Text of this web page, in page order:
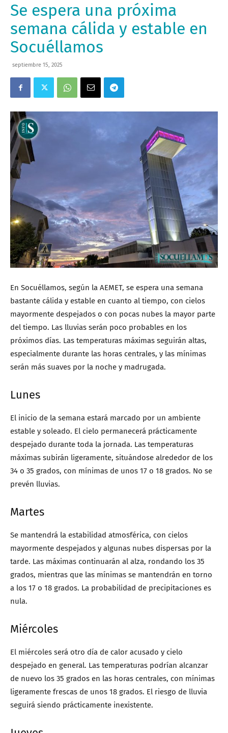
Se espera una próxima
semana cálida y estable en
Socuéllamos
septiembre 15, 2025
En Socuéllamos, según la AEMET, se espera una semana
bastante cálida y estable en cuanto al tiempo, con cielos
mayormente despejados o con pocas nubes la mayor parte
del tiempo. Las lluvias serán poco probables en los
próximos días. Las temperaturas máximas seguirán altas,
especialmente durante las horas centrales, y las mínimas
serán más suaves por la noche y madrugada.
Lunes
El inicio de la semana estará marcado por un ambiente
estable y soleado. El cielo permanecerá prácticamente
despejado durante toda la jornada. Las temperaturas
máximas subirán ligeramente, situándose alrededor de los
34 o 35 grados, con mínimas de unos 17 o 18 grados. No se
prevén lluvias.
Martes
Se mantendrá la estabilidad atmosférica, con cielos
mayormente despejados y algunas nubes dispersas por la
tarde. Las máximas continuarán al alza, rondando los 35
grados, mientras que las mínimas se mantendrán en torno
a los 17 o 18 grados. La probabilidad de precipitaciones es
nula.
Miércoles
El miércoles será otro día de calor acusado y cielo
despejado en general. Las temperaturas podrían alcanzar
de nuevo los 35 grados en las horas centrales, con mínimas
ligeramente frescas de unos 18 grados. El riesgo de lluvia
seguirá siendo prácticamente inexistente.